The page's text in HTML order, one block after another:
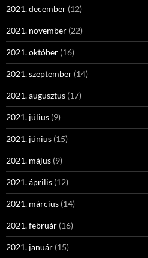
2021. december (12)
2021. november (22)
2021. október (16)
2021. szeptember (14)
2021. augusztus (17)
2021. július (9)
2021. június (15)
2021. május (9)
2021. április (12)
2021. március (14)
2021. február (16)
2021. január (15)